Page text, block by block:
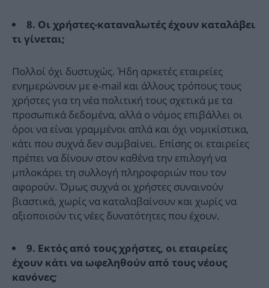
8. Οι χρήστες-καταναλωτές έχουν καταλάβει
τι γίνεται;
Πολλοί όχι δυστυχώς. Ήδη αρκετές εταιρείες
ενημερώνουν με e-mail και άλλους τρόπους τους
χρήστες για τη νέα πολιτική τους σχετικά με τα
προσωπικά δεδομένα, αλλά ο νόμος επιβάλλει οι
όροι να είναι γραμμένοι απλά και όχι νομικίστικα,
κάτι που συχνά δεν συμβαίνει. Επίσης οι εταιρείες
πρέπει να δίνουν στον καθένα την επιλογή να
μπλοκάρει τη συλλογή πληροφοριών που τον
αφορούν. Όμως συχνά οι χρήστες συναινούν
βιαστικά, χωρίς να καταλαβαίνουν και χωρίς να
αξιοποιούν τις νέες δυνατότητες που έχουν.
9. Εκτός από τους χρήστες, οι εταιρείες
έχουν κάτι να ωφεληθούν από τους νέους
κανόνες;